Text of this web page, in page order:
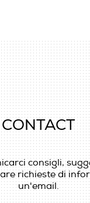
CONTACT
consigli,
richieste di
un'email.